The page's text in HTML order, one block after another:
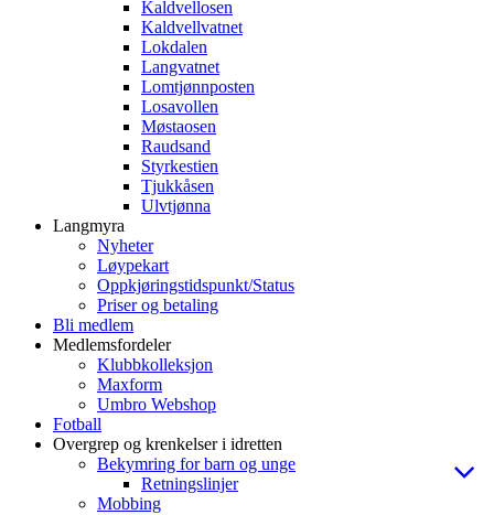
Kaldvellosen
Kaldvellvatnet
Lokdalen
Langvatnet
Lomtjønnposten
Losavollen
Møstaosen
Raudsand
Styrkestien
Tjukkåsen
Ulvtjønna
Langmyra
Nyheter
Løypekart
Oppkjøringstidspunkt/Status
Priser og betaling
Bli medlem
Medlemsfordeler
Klubbkolleksjon
Maxform
Umbro Webshop
Fotball
Overgrep og krenkelser i idretten
Bekymring for barn og unge
Retningslinjer
Mobbing